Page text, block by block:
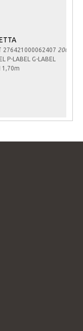
ONDER HET
276421000062407 2007
P-LABEL G-LABEL
1,70m